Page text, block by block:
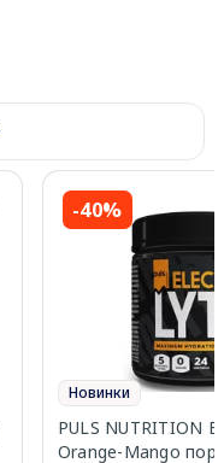
-40%
Новинки
PULS NUTRITION
Orange-Mango